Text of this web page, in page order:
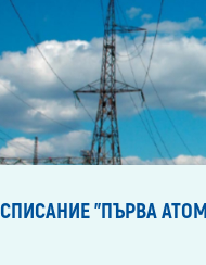
СПИСАНИЕ "ПЪРВА